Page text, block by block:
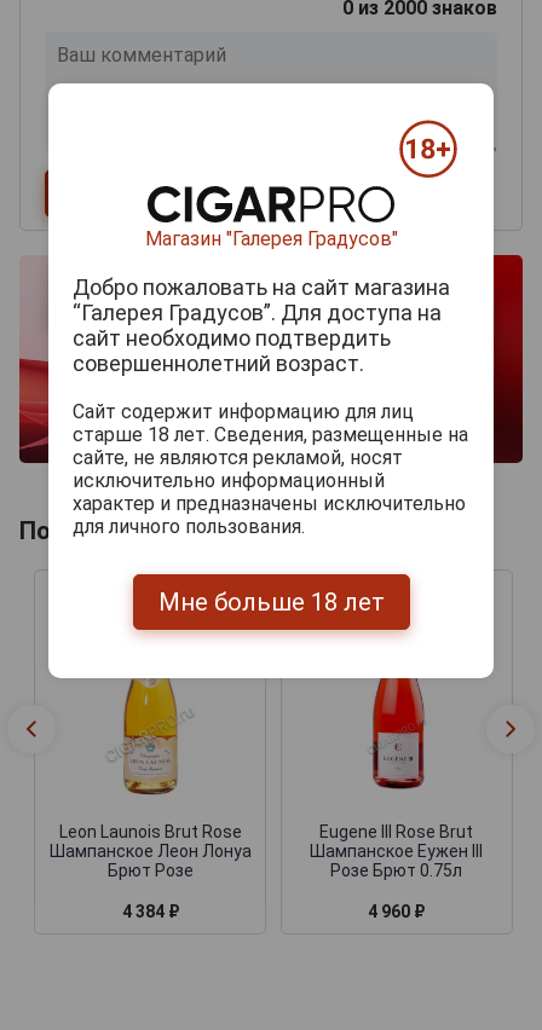
0 из 2000 знаков
Похожие Шампанские
Leon Launois Brut Rose
Шампанское Леон Лонуа
Брют Розе
4 384 ₽
Eugene III Rose Brut
Шампанское Еужен III
Розе Брют 0.75л
4 960 ₽
Магазин "Галерея Градусов"
Добро пожаловать на сайт магазина
“Галерея Градусов”. Для доступа на
сайт необходимо подтвердить
совершеннолетний возраст.
Сайт содержит информацию для лиц
старше 18 лет. Сведения, размещенные на
сайте, не являются рекламой, носят
исключительно информационный
характер и предназначены исключительно
для личного пользования.
Мне больше 18 лет